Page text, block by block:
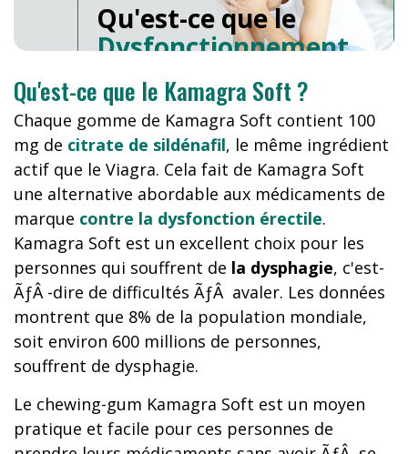
Qu'est-ce que le
Dysfonctionnement
Erectile
Qu'est-ce que le Kamagra Soft ?
Chaque gomme de Kamagra Soft contient 100
mg de citrate de sildénafil, le même ingrédient
actif que le Viagra. Cela fait de Kamagra Soft
une alternative abordable aux médicaments de
marque contre la dysfonction érectile.
Kamagra Soft est un excellent choix pour les
personnes qui souffrent de la dysphagie, c'est-
ÃƒÂ -dire de difficultés ÃƒÂ avaler. Les données
montrent que 8% de la population mondiale,
soit environ 600 millions de personnes,
souffrent de dysphagie.
Le chewing-gum Kamagra Soft est un moyen
pratique et facile pour ces personnes de